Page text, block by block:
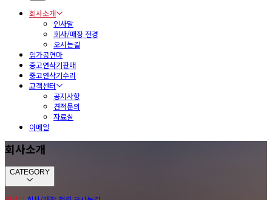
회사소개
인사말
회사/매장 전경
오시는길
임가공연마
중고연삭기판매
중고연삭기수리
고객센터
공지사항
견적문의
자료실
이메일
회사소개
CATEGORY